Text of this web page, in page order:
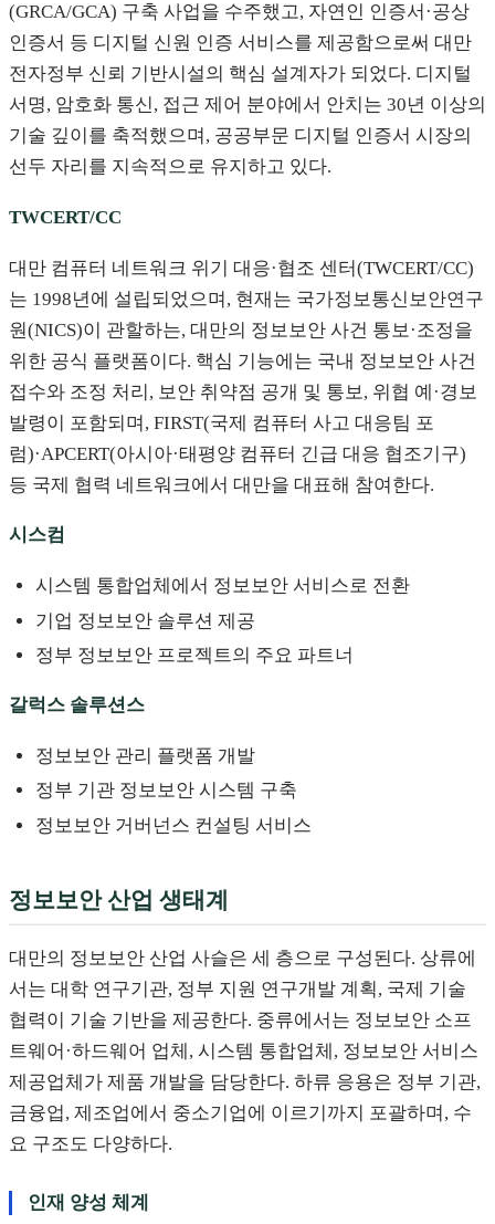
(GRCA/GCA) 구축 사업을 수주했고, 자연인 인증서·공상
인증서 등 디지털 신원 인증 서비스를 제공함으로써 대만
전자정부 신뢰 기반시설의 핵심 설계자가 되었다. 디지털
서명, 암호화 통신, 접근 제어 분야에서 안치는 30년 이상의
기술 깊이를 축적했으며, 공공부문 디지털 인증서 시장의
선두 자리를 지속적으로 유지하고 있다.
TWCERT/CC
대만 컴퓨터 네트워크 위기 대응·협조 센터(TWCERT/CC)
는 1998년에 설립되었으며, 현재는 국가정보통신보안연구
원(NICS)이 관할하는, 대만의 정보보안 사건 통보·조정을
위한 공식 플랫폼이다. 핵심 기능에는 국내 정보보안 사건
접수와 조정 처리, 보안 취약점 공개 및 통보, 위협 예·경보
발령이 포함되며, FIRST(국제 컴퓨터 사고 대응팀 포
럼)·APCERT(아시아·태평양 컴퓨터 긴급 대응 협조기구)
등 국제 협력 네트워크에서 대만을 대표해 참여한다.
시스컴
시스템 통합업체에서 정보보안 서비스로 전환
기업 정보보안 솔루션 제공
정부 정보보안 프로젝트의 주요 파트너
갈럭스 솔루션스
정보보안 관리 플랫폼 개발
정부 기관 정보보안 시스템 구축
정보보안 거버넌스 컨설팅 서비스
정보보안 산업 생태계
대만의 정보보안 산업 사슬은 세 층으로 구성된다. 상류에
서는 대학 연구기관, 정부 지원 연구개발 계획, 국제 기술
협력이 기술 기반을 제공한다. 중류에서는 정보보안 소프
트웨어·하드웨어 업체, 시스템 통합업체, 정보보안 서비스
제공업체가 제품 개발을 담당한다. 하류 응용은 정부 기관,
금융업, 제조업에서 중소기업에 이르기까지 포괄하며, 수
요 구조도 다양하다.
인재 양성 체계